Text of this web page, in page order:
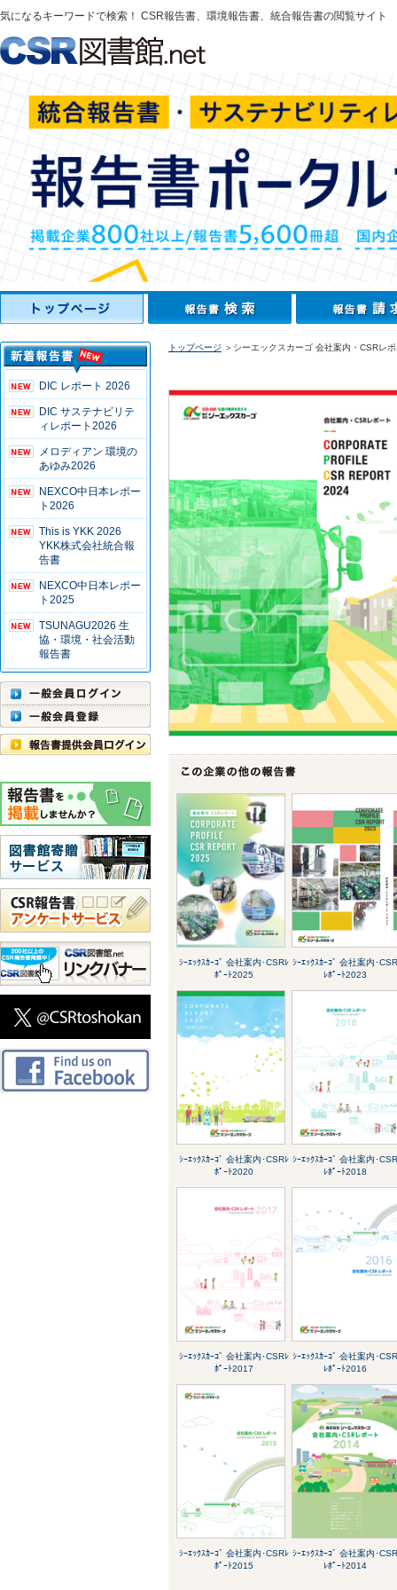
気になるキーワードで検索！ CSR報告書、環境報告書、統合報告書の閲覧サイト
DIC レポート 2026
DIC サステナビリテ
ィレポート2026
メロディアン 環境の
あゆみ2026
NEXCO中日本レポー
ト2026
This is YKK 2026
YKK株式会社統合報
告書
NEXCO中日本レポー
ト2025
TSUNAGU2026 生
協・環境・社会活動
報告書
トップページ ＞シーエックスカーゴ 会社案内・CSRレ
ｼｰｴｯｸｽｶｰｺﾞ 会社案内･CSRﾚ
ﾎﾟｰﾄ2025
ｼｰｴｯｸｽｶｰｺﾞ 会社案内･CSR
ﾚﾎﾟｰﾄ2023
ｼｰｴｯｸｽｶｰｺﾞ 会社案内･CSRﾚ
ﾎﾟｰﾄ2020
ｼｰｴｯｸｽｶｰｺﾞ 会社案内･CSR
ﾚﾎﾟｰﾄ2018
ｼｰｴｯｸｽｶｰｺﾞ 会社案内･CSRﾚ
ﾎﾟｰﾄ2017
ｼｰｴｯｸｽｶｰｺﾞ 会社案内･CSR
ﾚﾎﾟｰﾄ2016
ｼｰｴｯｸｽｶｰｺﾞ 会社案内･CSRﾚ
ﾎﾟｰﾄ2015
ｼｰｴｯｸｽｶｰｺﾞ 会社案内･CSR
ﾚﾎﾟｰﾄ2014